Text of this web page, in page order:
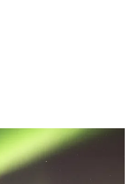
er
er fyrir börn
í boði